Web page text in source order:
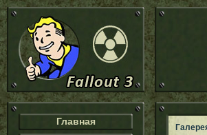
Главная